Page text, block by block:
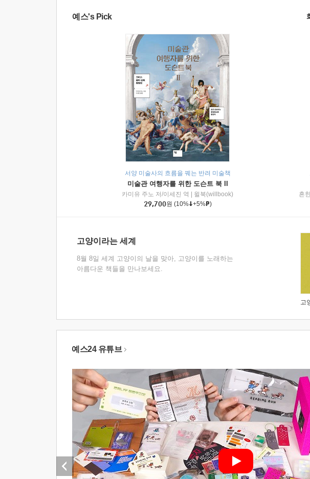
예스's Pick
서양 미술사의 흐름을 꿰는 반려 미술책
미술관 여행자를 위한 도슨트 북 II
카미유 주노 저/이세진 역
윌북(willbook)
29,700원 (10% +5% )
고양이라는 세계
8월 8일 세계 고양이의 날을 맞아, 고양이를 노래하는
아름다운 책들을 만나보세요.
고
예스24 유튜브